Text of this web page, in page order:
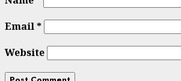
Email*
Website